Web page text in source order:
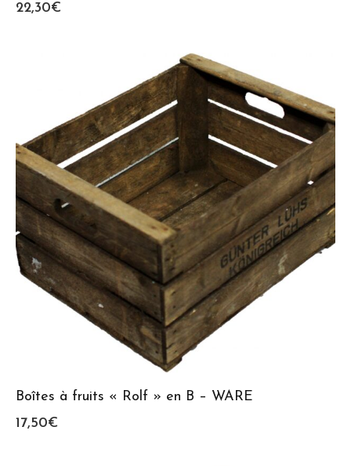
22,30€
Boîtes à fruits « Rolf » en B – WARE
17,50€